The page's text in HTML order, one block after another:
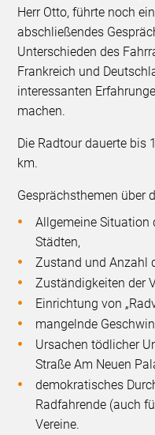
Herr Otto, führte noch
abschließendes
Unterschieden des
Frankreich und
interessanten
machen.
Die Radtour dauerte bis
km.
Gesprächsthemen über
Allgemeine Situation
Städten,
Zustand und Anzahl
Zuständigkeiten der
Einrichtung von
mangelnde
Ursachen tödlicher
Straße Am Neuen
demokratisches
Radfahrende (auch
Vereine.